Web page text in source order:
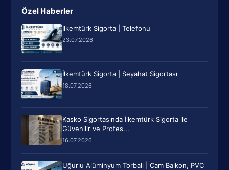
Özel Haberler
İlkemtürk Sigorta | Telefonu
23.07.2026
İlkemtürk Sigorta | Seyahat Sigortası
18.07.2026
Kasko Sigortasında İlkemtürk Sigorta ile
Güvenilir ve Profes...
16.07.2026
Uğurlu Alüminyum Torbalı | Cam Balkon, PVC